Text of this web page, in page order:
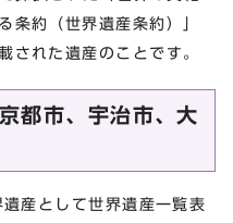
条約（世界遺産条約）」
された遺産のことです。
都市、宇治市、大
産として世界遺産一覧表